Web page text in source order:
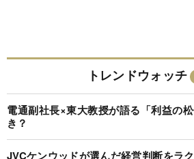
トレンドウォッチ
電通副社長×東大教授が語る「利益の
き？
JVCケンウッドが選んだ経営判断をラ